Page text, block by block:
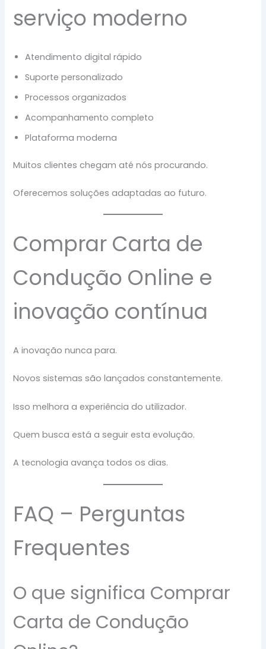
serviço moderno
Atendimento digital rápido
Suporte personalizado
Processos organizados
Acompanhamento completo
Plataforma moderna
Muitos clientes chegam até nós procurando.
Oferecemos soluções adaptadas ao futuro.
Comprar Carta de
Condução Online e
inovação contínua
A inovação nunca para.
Novos sistemas são lançados constantemente.
Isso melhora a experiência do utilizador.
Quem busca está a seguir esta evolução.
A tecnologia avança todos os dias.
FAQ – Perguntas
Frequentes
O que significa Comprar
Carta de Condução